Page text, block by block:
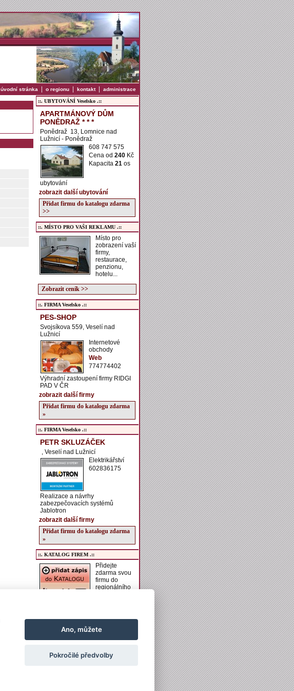
úvodní stránka | o regionu | kontakt| administrace
::. UBYTOVÁNÍ Veselsko .::
APARTMÁNOVÝ DŮM
PONĚDRAŽ * * *
Ponědraž 13, Lomnice nad
Lužnicí - Ponědraž
608 747 575
Cena od 240 Kč
Kapacita 21 os
ubytování
zobrazit další ubytování
Přidat firmu do katalogu zdarma
>>
::. MÍSTO PRO VAŠI REKLAMU .::
Místo pro
zobrazení vaší
firmy,
restaurace,
penzionu,
hotelu...
Zobrazit ceník >>
::. FIRMA Veselsko .::
PES-SHOP
Svojsíkova 559, Veselí nad
Lužnicí
Internetové
obchody
Web
774774402
Výhradní zastoupení firmy RIDGI
PAD V ČR
zobrazit další firmy
Přidat firmu do katalogu zdarma
»
::. FIRMA Veselsko .::
PETR SKLUZÁČEK
, Veselí nad Lužnicí
Elektrikářství
602836175
Realizace a návrhy
zabezpečovacích systémů
Jablotron
zobrazit další firmy
Přidat firmu do katalogu zdarma
»
::. KATALOG FIREM .::
Přidejte
zdarma svou
firmu do
regionálního
regionu, vkládání obrázků a
Přidat firmu do katalogu zdarma
Ano, můžete
Pokročilé předvolby